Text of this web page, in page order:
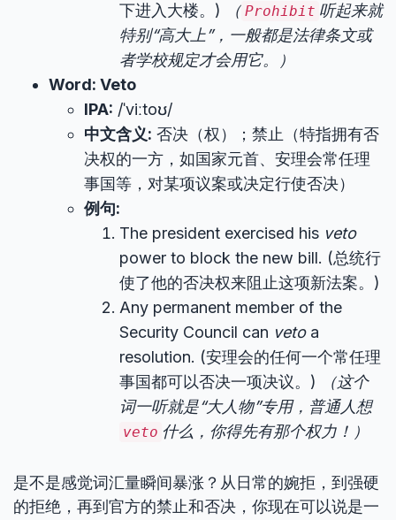
下进入大楼。)
（ Prohibit 听起来就
特别“高大上”，一般都是法律条文或
者学校规定才会用它。）
Word: Veto
IPA: /ˈviːtoʊ/
中文含义: 否决（权）；禁止（特指拥有否
决权的一方，如国家元首、安理会常任理
事国等，对某项议案或决定行使否决）
例句:
The president exercised his veto
power to block the new bill. (总统行
使了他的否决权来阻止这项新法案。)
Any permanent member of the
Security Council can vetoa
resolution. (安理会的任何一个常任理
事国都可以否决一项决议。)
（这个
词一听就是“大人物”专用，普通人想
veto 什么，你得先有那个权力！）
是不是感觉词汇量瞬间暴涨？从日常的婉拒，到强硬
的拒绝，再到官方的禁止和否决，你现在可以说是一